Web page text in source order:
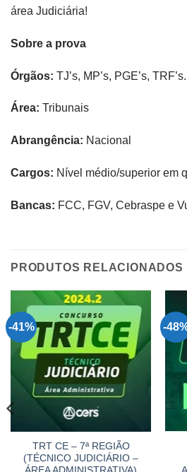
área Judiciária!
Sobre a prova
Órgãos: TJ’s, MP’s, PGE’s, TRF’s.
Área: Tribunais
Abrangência: Nacional
Cargos: Nível médio/superior em
Bancas: FCC, FGV, Cebraspe e
PRODUTOS RELACIONADOS
-41%
TRT CE – 7ª REGIÃO
(TÉCNICO JUDICIÁRIO –
-